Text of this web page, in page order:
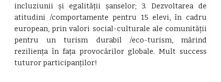
incluziunii și egalității șanselor; 3. Dezvoltarea de
atitudini /comportamente pentru 15 elevi, în cadru
european, prin valori social-culturale ale comunității
pentru un turism durabil /eco-turism, mărind
reziliența în fața provocărilor globale. Mult success
tuturor participanților!